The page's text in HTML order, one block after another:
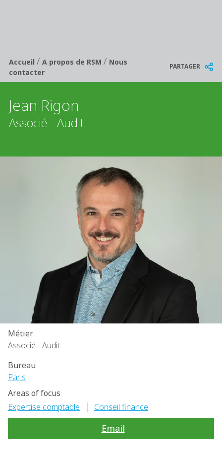
Breadcrumb
Accueil/ A propos de RSM/ Nous
contacter
PARTAGER
Jean Rigon
Associé - Audit
Métier
Associé - Audit
Bureau
Paris
Areas of focus
Expertise comptable
| Conseil finance
Email